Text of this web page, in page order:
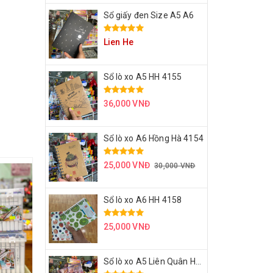
Sổ giấy đen Size A5 A6
Lien He
Sổ lò xo A5 HH 4155
36,000 VNĐ
Sổ lò xo A6 Hồng Hà 4154
25,000 VNĐ 30,000 VNĐ
Sổ lò xo A6 HH 4158
25,000 VNĐ